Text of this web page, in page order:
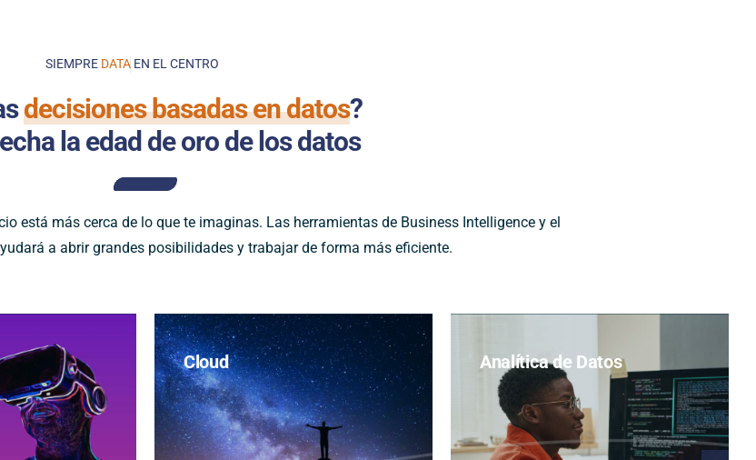
SIEMPRE EN EL CENTRO
decisiones basadas en datos?
la edad de oro de los datos
está más cerca de lo que te imaginas. Las herramientas de Business Intelligence y el
a abrir grandes posibilidades y trabajar de forma más eficiente.
Cloud Analítica de Datos